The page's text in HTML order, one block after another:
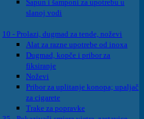
Sapun i šamponi za upotrebu u
slanoj vodi
10 - Prolazi, dugmad za tende, noževi
Alat za razne upotrebe od inoxa
Dugmad, kopče i pribor za
fiksiranje
Noževi
Pribor za uplitanje konopa; upaljač
za cigarete
Trake za popravke